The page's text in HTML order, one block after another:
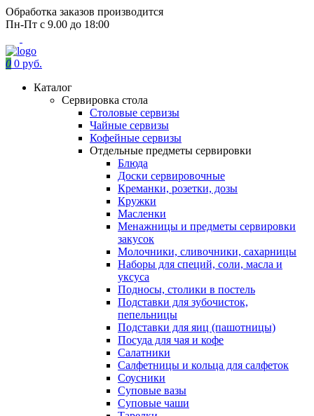
Обработка заказов производится
Пн-Пт с 9.00 до 18:00
0 0 руб.
Каталог
Сервировка стола
Столовые сервизы
Чайные сервизы
Кофейные сервизы
Отдельные предметы сервировки
Блюда
Доски сервировочные
Креманки, розетки, дозы
Кружки
Масленки
Менажницы и предметы сервировки
закусок
Молочники, сливочники, сахарницы
Наборы для специй, соли, масла и
уксуса
Подносы, столики в постель
Подставки для зубочисток,
пепельницы
Подставки для яиц (пашотницы)
Посуда для чая и кофе
Салатники
Салфетницы и кольца для салфеток
Соусники
Суповые вазы
Суповые чаши